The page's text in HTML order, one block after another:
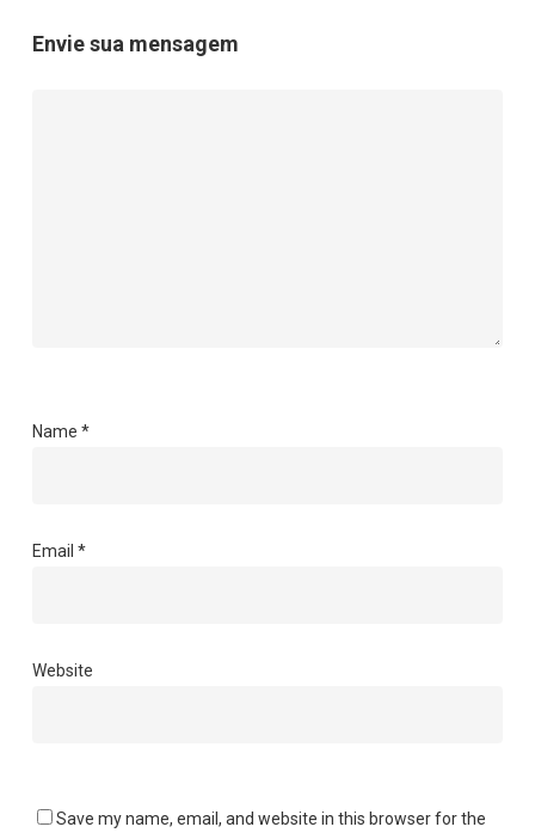
Envie sua mensagem
Name *
Email *
Website
Save my name, email, and website in this browser for the